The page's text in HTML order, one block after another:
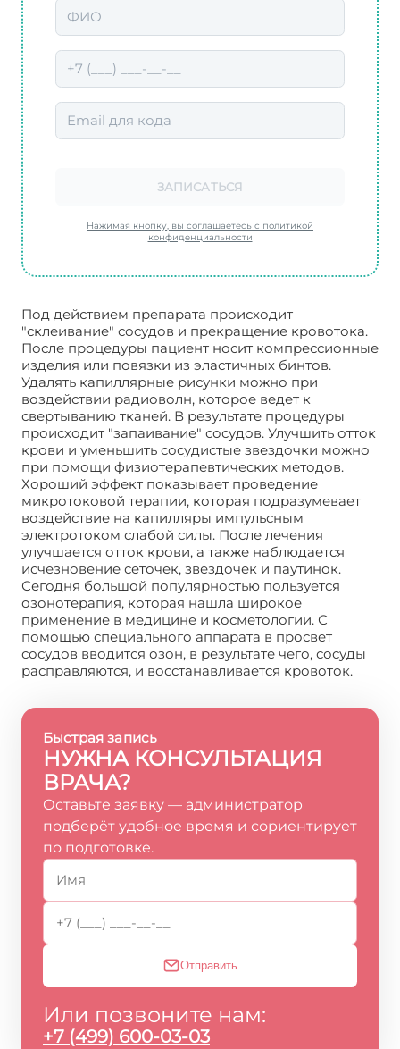
ЗАПИСАТЬСЯ
Нажимая кнопку, вы соглашаетесь с политикой
конфиденциальности
Под действием препарата происходит
"склеивание" сосудов и прекращение кровотока.
После процедуры пациент носит компрессионные
изделия или повязки из эластичных бинтов.
Удалять капиллярные рисунки можно при
воздействии радиоволн, которое ведет к
свертыванию тканей. В результате процедуры
происходит "запаивание" сосудов. Улучшить отток
крови и уменьшить сосудистые звездочки можно
при помощи физиотерапевтических методов.
Хороший эффект показывает проведение
микротоковой терапии, которая подразумевает
воздействие на капилляры импульсным
электротоком слабой силы. После лечения
улучшается отток крови, а также наблюдается
исчезновение сеточек, звездочек и паутинок.
Сегодня большой популярностью пользуется
озонотерапия, которая нашла широкое
применение в медицине и косметологии. С
помощью специального аппарата в просвет
сосудов вводится озон, в результате чего, сосуды
расправляются, и восстанавливается кровоток.
Быстрая запись
НУЖНА КОНСУЛЬТАЦИЯ
ВРАЧА?
Оставьте заявку — администратор
подберёт удобное время и сориентирует
по подготовке.
Отправить
Или позвоните нам:
+7 (499) 600-03-03